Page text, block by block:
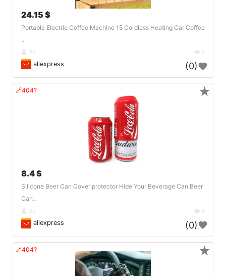
24.15 $
Portable Electric Coffee Machine 15 Cordless Heating Car Coffee
..
DE 2
aliexpress (0)
🔗404?
8.4 $
Silicone Beer Can Cover protector Hide Your Beverage Can Beer
Can..
DE 4
aliexpress (0)
★
🔗404? ★